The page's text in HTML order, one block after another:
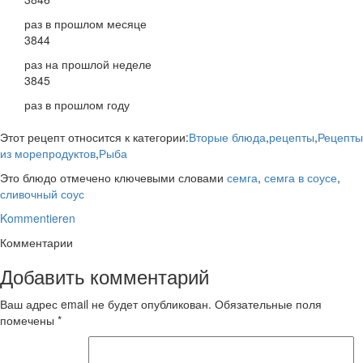
раз в прошлом месяце
3844
раз на прошлой неделе
3845
раз в прошлом году
Этот рецепт относится к категории:Вторые блюда,рецепты,Рецепты
из морепродуктов,Рыба
Это блюдо отмечено ключевыми словами семга, семга в соусе,
сливочный соус
Kommentieren
Комментарии
Добавить комментарий
Ваш адрес email не будет опубликован. Обязательные поля
помечены *